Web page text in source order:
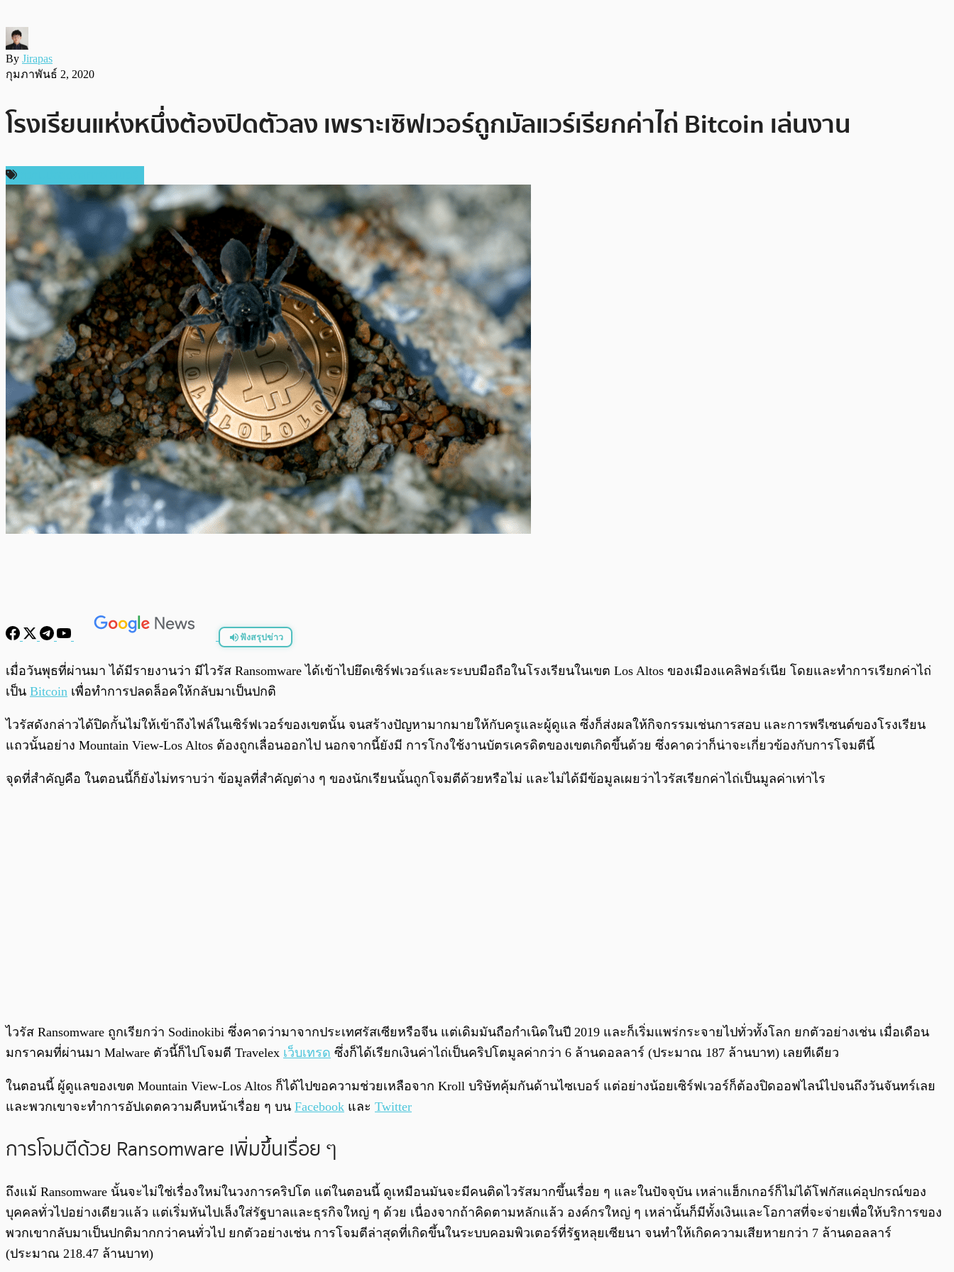
By Jirapas
กุมภาพันธ์ 2, 2020
โรงเรียนแห่งหนึ่งต้องปิดตัวลง เพราะเซิฟเวอร์ถูกมัลแวร์เรียกค่าไถ่ Bitcoin เล่นงาน
ฟังสรุปข่าว
พร้อมเล่น /0:00
เมื่อวันพุธที่ผ่านมา ได้มีรายงานว่า มีไวรัส Ransomware ได้เข้าไปยึดเซิร์ฟเวอร์และระบบมือถือในโรงเรียนในเขต Los Altos ของเมืองแคลิฟอร์เนีย โดยและทำการเรียกค่าไถ่
เป็น Bitcoin เพื่อทำการปลดล็อคให้กลับมาเป็นปกติ
ไวรัสดังกล่าวได้ปิดกั้นไม่ให้เข้าถึงไฟล์ในเซิร์ฟเวอร์ของเขตนั้น จนสร้างปัญหามากมายให้กับครูและผู้ดูแล ซึ่งก็ส่งผลให้กิจกรรมเช่นการสอบ และการพรีเซนต์ของโรงเรียน
แถวนั้นอย่าง Mountain View-Los Altos ต้องถูกเลื่อนออกไป นอกจากนี้ยังมี การโกงใช้งานบัตรเครดิตของเขตเกิดขึ้นด้วย ซึ่งคาดว่าก็น่าจะเกี่ยวข้องกับการโจมตีนี้
จุดที่สำคัญคือ ในตอนนี้ก็ยังไม่ทราบว่า ข้อมูลที่สำคัญต่าง ๆ ของนักเรียนนั้นถูกโจมตีด้วยหรือไม่ และไม่ได้มีข้อมูลเผยว่าไวรัสเรียกค่าไถ่เป็นมูลค่าเท่าไร
ไวรัส Ransomware ถูกเรียกว่า Sodinokibi ซึ่งคาดว่ามาจากประเทศรัสเซียหรือจีน แต่เดิมมันถือกำเนิดในปี 2019 และก็เริ่มแพร่กระจายไปทั่วทั้งโลก ยกตัวอย่างเช่น เมื่อเดือน
มกราคมที่ผ่านมา Malware ตัวนี้ก็ไปโจมตี Travelex เว็บเทรด ซึ่งก็ได้เรียกเงินค่าไถ่เป็นคริปโตมูลค่ากว่า 6 ล้านดอลลาร์ (ประมาณ 187 ล้านบาท) เลยทีเดียว
ในตอนนี้ ผู้ดูแลของเขต Mountain View-Los Altos ก็ได้ไปขอความช่วยเหลือจาก Kroll บริษัทคุ้มกันด้านไซเบอร์ แต่อย่างน้อยเซิร์ฟเวอร์ก็ต้องปิดออฟไลน์ไปจนถึงวันจันทร์เลย
และพวกเขาจะทำการอัปเดตความคืบหน้าเรื่อย ๆ บน Facebook และ Twitter
การโจมตีด้วย Ransomware เพิ่มขึ้นเรื่อย ๆ
ถึงแม้ Ransomware นั้นจะไม่ใช่เรื่องใหม่ในวงการคริปโต แต่ในตอนนี้ ดูเหมือนมันจะมีคนติดไวรัสมากขึ้นเรื่อย ๆ และในปัจจุบัน เหล่าแฮ็กเกอร์ก็ไม่ได้โฟกัสแค่อุปกรณ์ของ
บุคคลทั่วไปอย่างเดียวแล้ว แต่เริ่มหันไปเล็งใส่รัฐบาลและธุรกิจใหญ่ ๆ ด้วย เนื่องจากถ้าคิดตามหลักแล้ว องค์กรใหญ่ ๆ เหล่านั้นก็มีทั้งเงินและโอกาสที่จะจ่ายเพื่อให้บริการของ
พวกเขากลับมาเป็นปกติมากกว่าคนทั่วไป ยกตัวอย่างเช่น การโจมตีล่าสุดที่เกิดขึ้นในระบบคอมพิวเตอร์ที่รัฐหลุยเซียนา จนทำให้เกิดความเสียหายกว่า 7 ล้านดอลลาร์
(ประมาณ 218.47 ล้านบาท)